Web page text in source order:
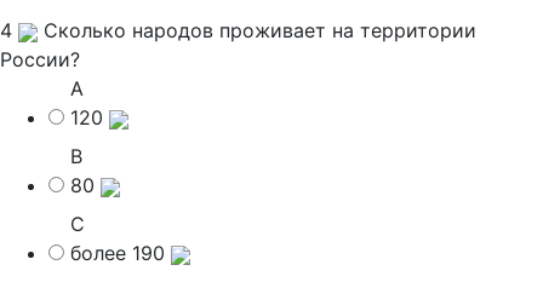
4
Сколько народов проживает на территории
России?
A
120
B
80
C
более 190